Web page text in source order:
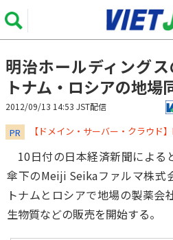
明治ホールディング
トナム・ロシアの地場
2012/09/13 14:53 JST配信
PR 【ドメイン・サーバー・クラウド
10日付の日本経済新聞による
傘下のMeiji Seikaファルマ株式
トナムとロシアで地場の製薬会
生物質などの販売を開始する。